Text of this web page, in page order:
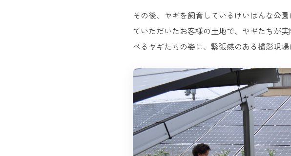
その後、ヤギを飼育しているけいはんな公
ていただいたお客様の土地で、ヤギたちが
べるヤギたちの姿に、緊張感のある撮影現